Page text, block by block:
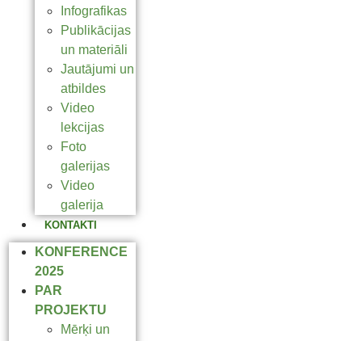
Infografikas
Publikācijas
un materiāli
Jautājumi un
atbildes
Video
lekcijas
Foto
galerijas
Video
galerija
KONTAKTI
KONFERENCE
2025
PAR
PROJEKTU
Mērķi un